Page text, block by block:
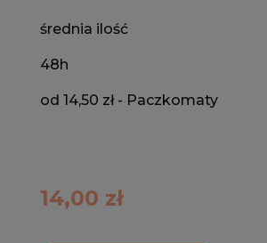
średnia ilość
48h
od 14,50 zł - Paczkomaty
14,00 zł